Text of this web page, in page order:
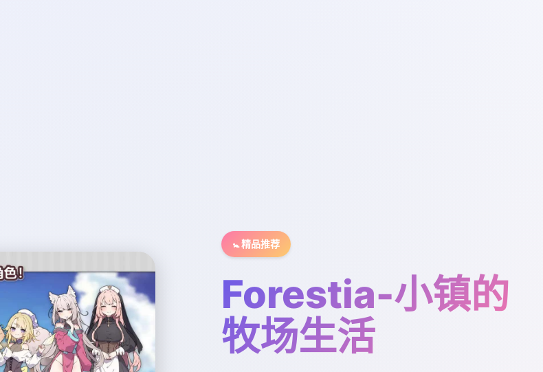
🚼 精品推荐
Forestia-小镇的
牧场生活